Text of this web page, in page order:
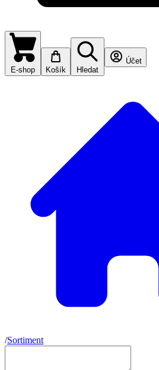
E-shop Košík Hledat
Účet
/Sortiment